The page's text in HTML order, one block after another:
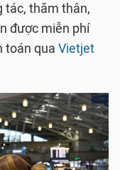
tác, thăm thân,
được miễn phí
toán qua Vietjet